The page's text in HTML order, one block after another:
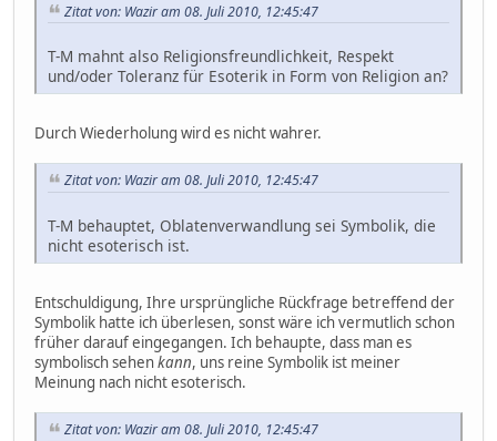
Zitat von: Wazir am 08. Juli 2010, 12:45:47
T-M mahnt also Religionsfreundlichkeit, Respekt
und/oder Toleranz für Esoterik in Form von Religion an?
Durch Wiederholung wird es nicht wahrer.
Zitat von: Wazir am 08. Juli 2010, 12:45:47
T-M behauptet, Oblatenverwandlung sei Symbolik, die
nicht esoterisch ist.
Entschuldigung, Ihre ursprüngliche Rückfrage betreffend der
Symbolik hatte ich überlesen, sonst wäre ich vermutlich schon
früher darauf eingegangen. Ich behaupte, dass man es
symbolisch sehenkann, uns reine Symbolik ist meiner
Meinung nach nicht esoterisch.
Zitat von: Wazir am 08. Juli 2010, 12:45:47